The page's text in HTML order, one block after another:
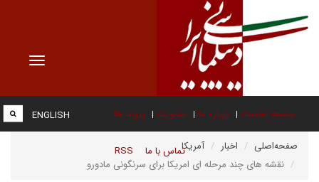
Toggle
صفحه نخست درباره ما عضویت پیوند ها
تماس با ما RSS
ENGLISH
صفحه‌اصلی اخبار
آمریکا
نقشه های چند مرحله ای امریکا برای سرنگونی مادورو